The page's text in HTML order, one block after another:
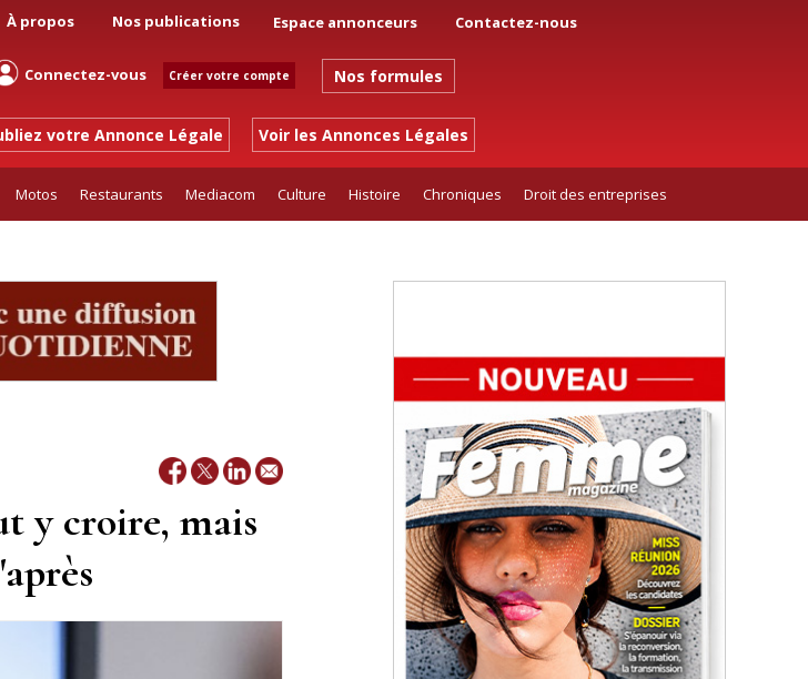
À propos Nos publications Espace annonceurs Contactez-nous
Connectez-vous Créer votre compte Nos formules
votre Annonce Légale Voir les Annonces Légales
Motos Restaurants Mediacom Culture Histoire Chroniques Droit des entreprises
y croire, mais